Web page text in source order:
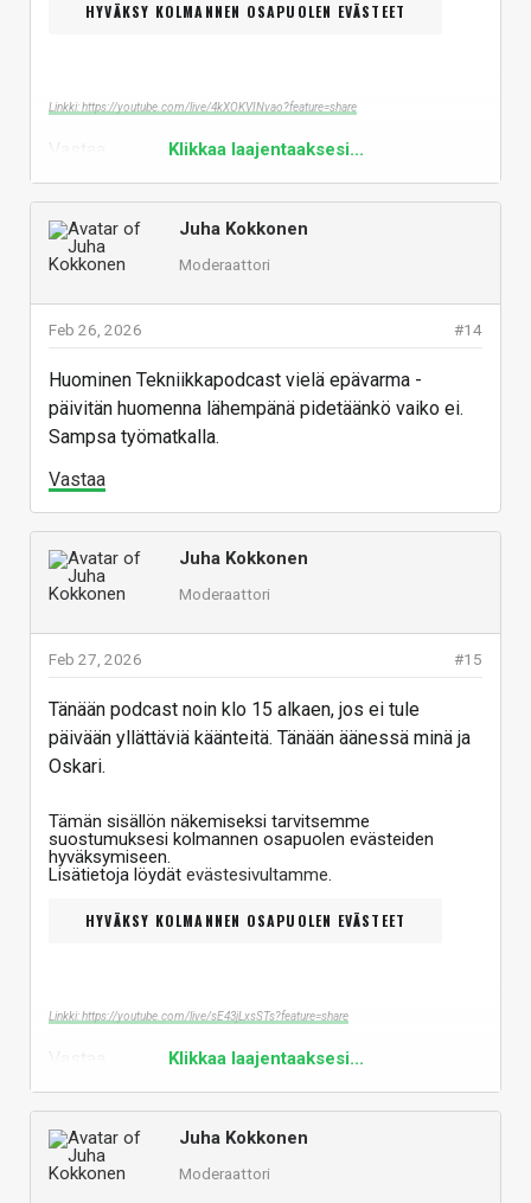
HYVÄKSY KOLMANNEN OSAPUOLEN EVÄSTEET
Linkki: https://youtube.com/live/4kXOKVINvao?feature=share
Klikkaa laajentaaksesi...
Juha Kokkonen
Moderaattori
#14
Feb 26, 2026
Huominen Tekniikkapodcast vielä epävarma -
päivitän huomenna lähempänä pidetäänkö vaiko ei.
Sampsa työmatkalla.
Vastaa
Juha Kokkonen
Moderaattori
#15
Feb 27, 2026
Tänään podcast noin klo 15 alkaen, jos ei tule
päivään yllättäviä käänteitä. Tänään äänessä minä ja
Oskari.
Tämän sisällön näkemiseksi tarvitsemme
suostumuksesi kolmannen osapuolen evästeiden
hyväksymiseen.
Lisätietoja löydät evästesivultamme
HYVÄKSY KOLMANNEN OSAPUOLEN EVÄSTEET
Linkki: https://youtube.com/live/sE43jLxsSTs?feature=share
Klikkaa laajentaaksesi...
Juha Kokkonen
Moderaattori